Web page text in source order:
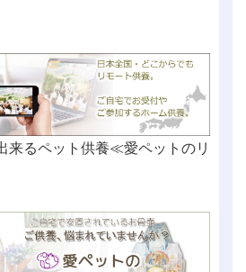
来るペット供養≪愛ペットのリ